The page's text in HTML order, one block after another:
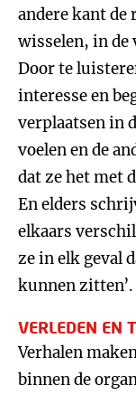
andere kant de
wisselen, in de
Door te
interesse en
verplaatsen in
voelen en de
dat ze het met
En elders
elkaars
ze in elk geval
kunnen zitten’.
VERLEDEN EN
Verhalen
binnen de